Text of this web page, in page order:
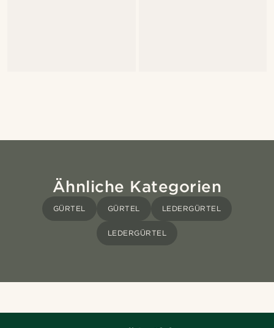
Ähnliche Kategorien
GÜRTEL GÜRTEL LEDERGÜRTEL
LEDERGÜRTEL